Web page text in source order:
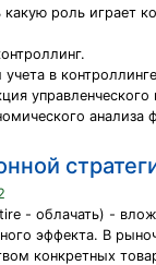
роль играет
в
управленческого
анализа
- облачать) -
эффекта. В
конкретных